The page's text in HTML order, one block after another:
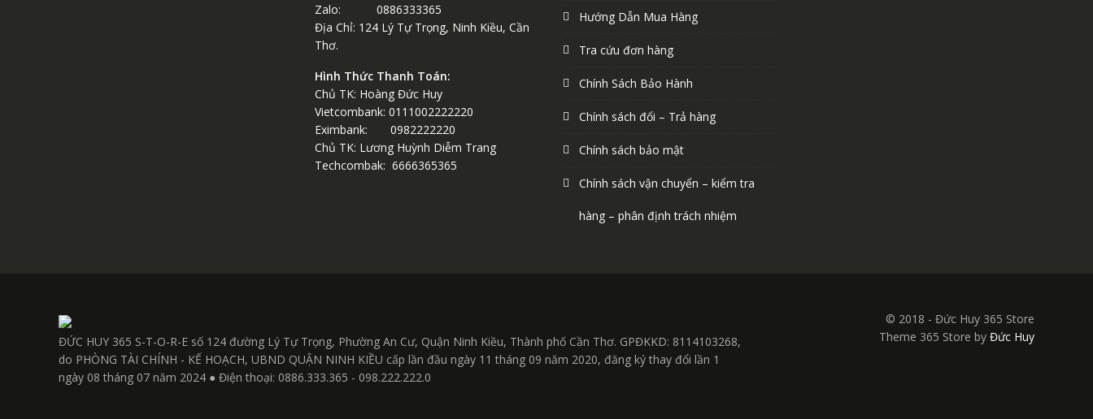
Zalo: 0886333365
Địa Chỉ: 124 Lý Tự Trọng, Ninh Kiều, Cần
Thơ.
Hình Thức Thanh Toán:
Chủ TK: Hoàng Đức Huy
Vietcombank: 0111002222220
Eximbank: 0982222220
Chủ TK: Lương Huỳnh Diễm Trang
Techcombak: 6666365365
Hướng Dẫn Mua Hàng
Tra cứu đơn hàng
Chính Sách Bảo Hành
Chính sách đổi – Trả hàng
Chính sách bảo mật
Chính sách vận chuyển – kiểm tra
hàng – phân định trách nhiệm
ĐỨC HUY 365 S-T-O-R-E số 124 đường Lý Tự Trọng, Phường An Cư, Quận Ninh Kiều, Thành phố Cần Thơ. GPĐKKD: 8114103268,
do PHÒNG TÀI CHÍNH - KẾ HOẠCH, UBND QUẬN NINH KIỀU cấp lần đầu ngày 11 tháng 09 năm 2020, đăng ký thay đổi lần 1
ngày 08 tháng 07 năm 2024 ● Điện thoại: 0886.333.365 - 098.222.222.0
© 2018 - Đức Huy 365 Store
Theme 365 Store by Đức Huy